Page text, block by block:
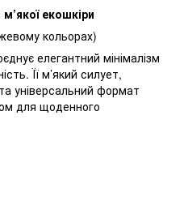
екошкіри
кольорах)
елегантний мінімалізм
Її м’який силует,
універсальний формат
для щоденного